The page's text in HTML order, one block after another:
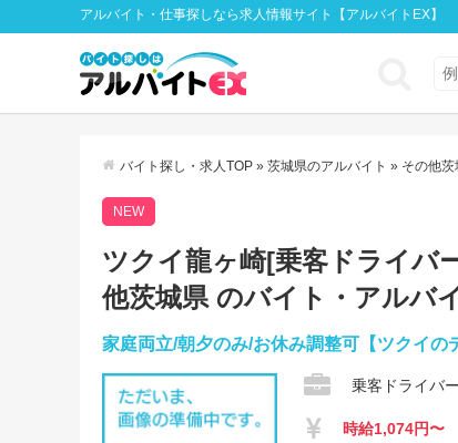
アルバイト・仕事探しなら求人情報サイト【アルバイトEX】
バイト探し・求人TOP » 茨城県のアルバイト » その他茨
NEW
ツクイ龍ヶ崎[乗客ドライバ
他茨城県 のバイト・アルバ
家庭両立/朝夕のみ/お休み調整可【ツクイの
乗客ドライバ
時給1,074円〜